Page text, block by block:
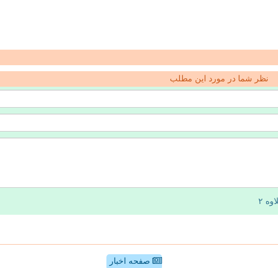
نظر شما در مورد این مطلب
صفحه اخبار